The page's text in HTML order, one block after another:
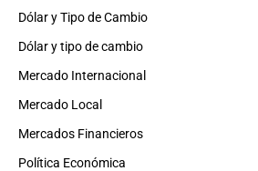
Dólar y Tipo de Cambio
Dólar y tipo de cambio
Mercado Internacional
Mercado Local
Mercados Financieros
Política Económica